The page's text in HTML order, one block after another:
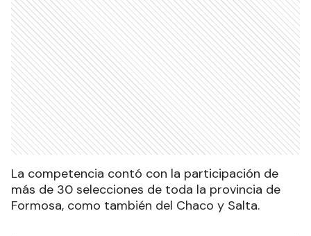
La competencia contó con la participación de
más de 30 selecciones de toda la provincia de
Formosa, como también del Chaco y Salta.